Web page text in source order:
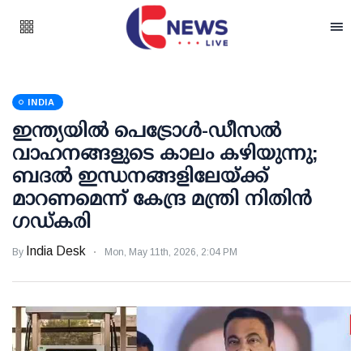
INDIA
ഇന്ത്യയില്‍ പെട്രോള്‍-ഡീസല്‍
വാഹനങ്ങളുടെ കാലം കഴിയുന്നു;
ബദല്‍ ഇന്ധനങ്ങളിലേയ്ക്ക്
മാറണമെന്ന് കേന്ദ്ര മന്ത്രി നിതിന്‍
ഗഡ്കരി
By India Desk Mon, May 11th, 2026, 2:04 PM